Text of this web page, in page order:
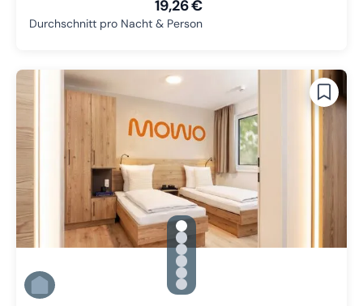
19,26 €
Durchschnitt pro Nacht & Person
gallery.slide_selector
Zu Slide 1 wechseln
Zu Slide 2 wechseln
Zu Slide 3 wechseln
Zu Slide 4 wechseln
Zu Slide 5 wechseln
Zu Slide 6 wechseln